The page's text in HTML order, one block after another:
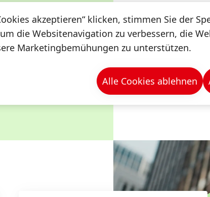
akzeptieren“ klicken, stimmen Sie der
die Websitenavigation zu verbessern, die
Marketingbemühungen zu unterstützen.
Alle Cookies ablehnen